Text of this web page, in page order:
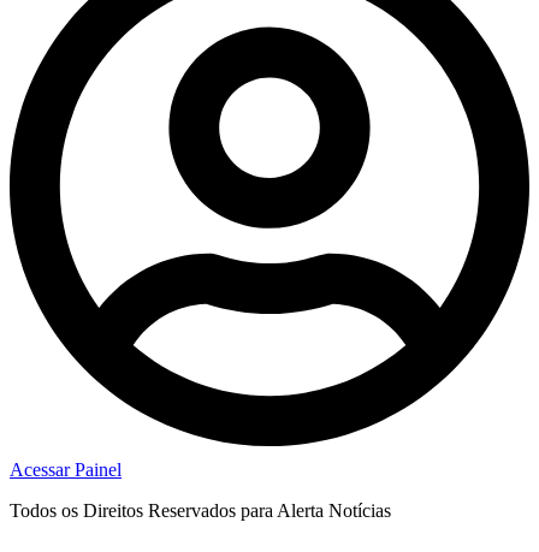
Acessar Painel
Todos os Direitos Reservados para Alerta Notícias